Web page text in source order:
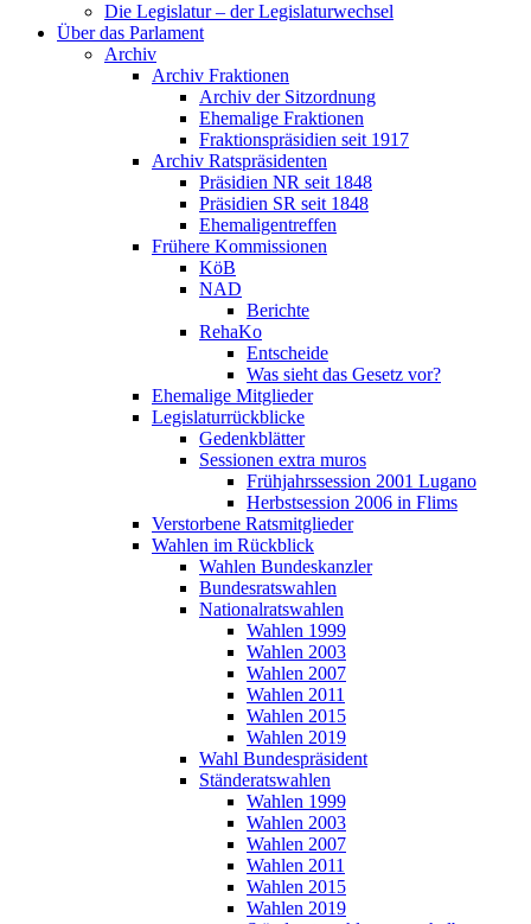
Die Legislatur – der Legislaturwechsel
Über das Parlament
Archiv
Archiv Fraktionen
Archiv der Sitzordnung
Ehemalige Fraktionen
Fraktionspräsidien seit 1917
Archiv Ratspräsidenten
Präsidien NR seit 1848
Präsidien SR seit 1848
Ehemaligentreffen
Frühere Kommissionen
KöB
NAD
Berichte
RehaKo
Entscheide
Was sieht das Gesetz vor?
Ehemalige Mitglieder
Legislaturrückblicke
Gedenkblätter
Sessionen extra muros
Frühjahrssession 2001 Lugano
Herbstsession 2006 in Flims
Verstorbene Ratsmitglieder
Wahlen im Rückblick
Wahlen Bundeskanzler
Bundesratswahlen
Nationalratswahlen
Wahlen 1999
Wahlen 2003
Wahlen 2007
Wahlen 2011
Wahlen 2015
Wahlen 2019
Wahl Bundespräsident
Ständeratswahlen
Wahlen 1999
Wahlen 2003
Wahlen 2007
Wahlen 2011
Wahlen 2015
Wahlen 2019